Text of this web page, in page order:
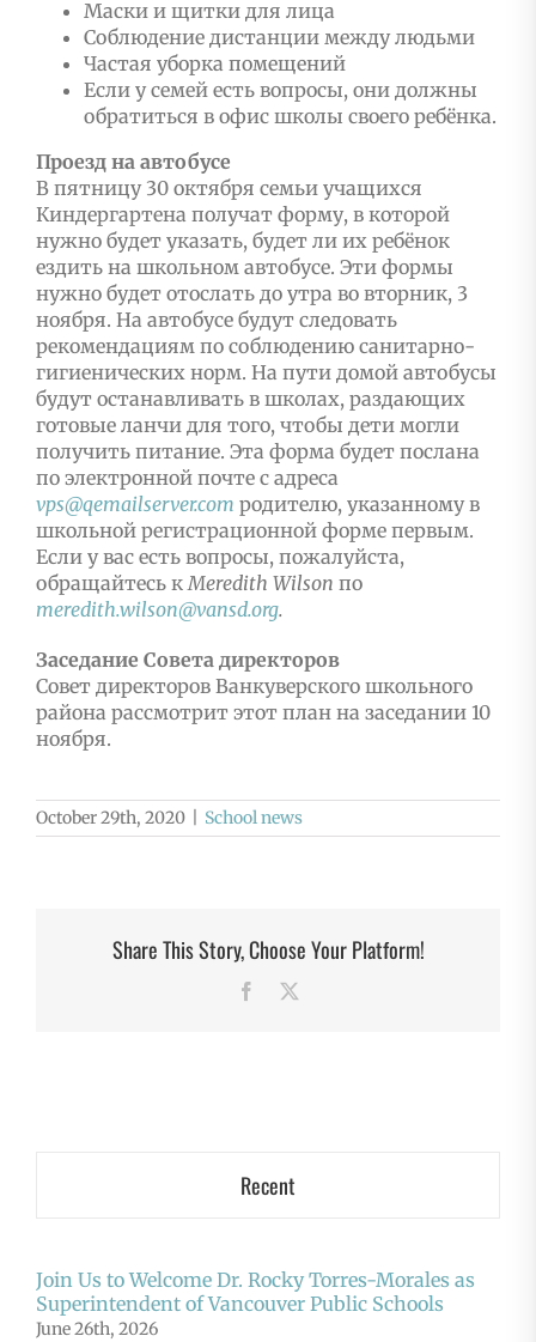
Маски и щитки для лица
Соблюдение дистанции между людьми
Частая уборка помещений
Если у семей есть вопросы, они должны
обратиться в офис школы своего ребёнка.
Проезд на автобусе
В пятницу 30 октября семьи учащихся
Киндергартена получат форму, в которой
нужно будет указать, будет ли их ребёнок
ездить на школьном автобусе. Эти формы
нужно будет отослать до утра во вторник, 3
ноября. На автобусе будут следовать
рекомендациям по соблюдению санитарно-
гигиенических норм. На пути домой автобусы
будут останавливать в школах, раздающих
готовые ланчи для того, чтобы дети могли
получить питание. Эта форма будет послана
по электронной почте с адреса
vps@qemailserver.com родителю, указанному в
школьной регистрационной форме первым.
Если у вас есть вопросы, пожалуйста,
обращайтесь к Meredith Wilson по
meredith.wilson@vansd.org.
Заседание Совета директоров
Совет директоров Ванкуверского школьного
района рассмотрит этот план на заседании 10
ноября.
October 29th, 2020 School news
Share This Story, Choose Your Platform!
Facebook
Recent
Join Us to Welcome Dr. Rocky Torres-Morales as
Superintendent of Vancouver Public Schools
June 26th, 2026